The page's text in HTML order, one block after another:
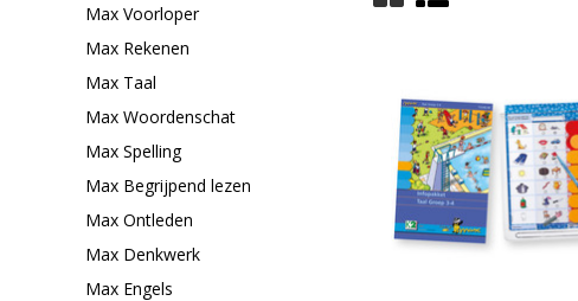
Max Voorloper
Max Rekenen
Max Taal
Max Woordenschat
Max Spelling
Max Begrijpend lezen
Max Ontleden
Max Denkwerk
Max Engels